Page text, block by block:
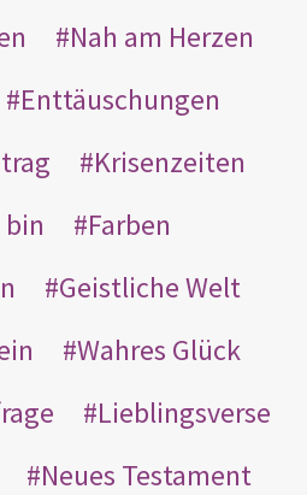
Nah am Herzen
Enttäuschungen
Krisenzeiten
Farben
Geistliche Welt
Wahres Glück
Lieblingsverse
Neues Testament